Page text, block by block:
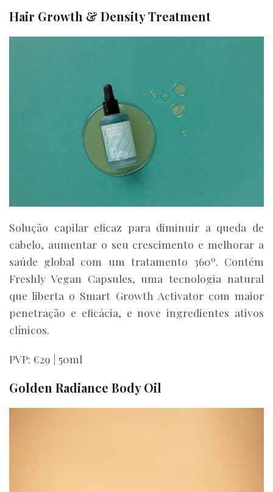
Hair Growth & Density Treatment
Solução capilar eficaz para diminuir a queda de
cabelo, aumentar o seu crescimento e melhorar a
saúde global com um tratamento 360º. Contém
Freshly Vegan Capsules, uma tecnologia natural
que liberta o Smart Growth Activator com maior
penetração e eficácia, e nove ingredientes ativos
clínicos.
PVP: €29 | 50ml
Golden Radiance Body Oil